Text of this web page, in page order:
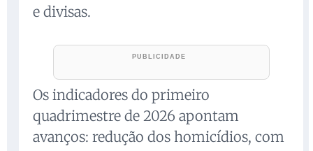
e divisas.
Os indicadores do primeiro
quadrimestre de 2026 apontam
avanços: redução dos homicídios, com